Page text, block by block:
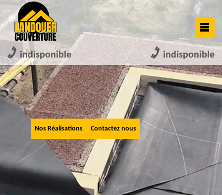
indisponible indisponible
Nos Réalisations Contactez nous